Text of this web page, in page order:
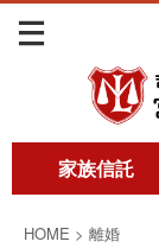
家族信託
HOME > 離婚